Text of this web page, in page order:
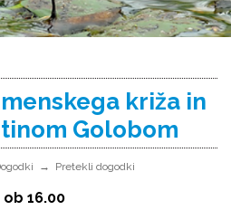
križa in
Golobom
Pretekli dogodki
16.00